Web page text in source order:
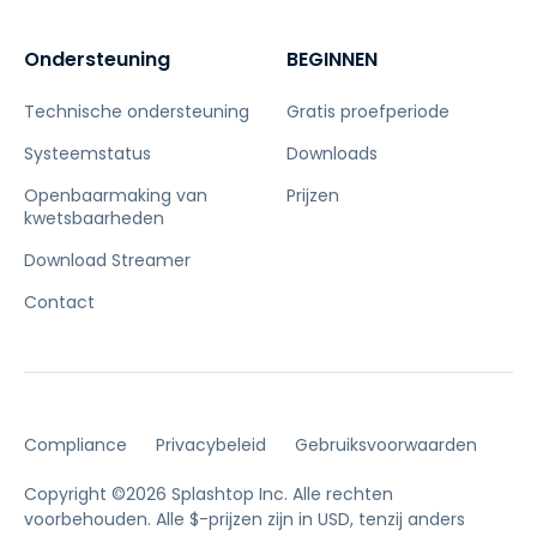
Ondersteuning
Technische ondersteuning
Systeemstatus
Openbaarmaking van
kwetsbaarheden
Download Streamer
Contact
BEGINNEN
Gratis proefperiode
Downloads
Prijzen
Compliance Privacybeleid Gebruiksvoorwaarden
Copyright ©2026 Splashtop Inc. Alle rechten
voorbehouden. Alle $-prijzen zijn in USD, tenzij anders